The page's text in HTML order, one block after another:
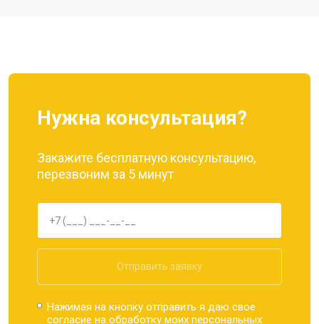
Нужна консультация?
Закажите бесплатную консультацию,
перезвоним за 5 минут
Отправить заявку
Нажимая на кнопку отправить я даю свое
согласие на обработку моихперсональных